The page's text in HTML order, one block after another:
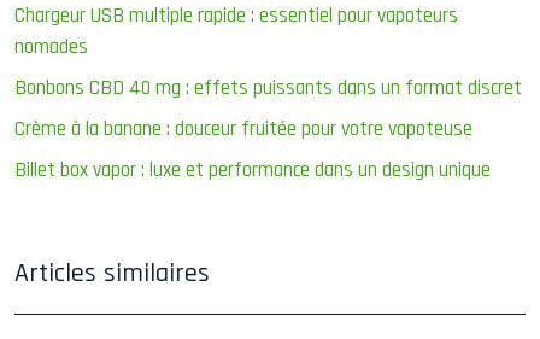
Chargeur USB multiple rapide : essentiel pour vapoteurs
nomades
Bonbons CBD 40 mg : effets puissants dans un format discret
Crème à la banane : douceur fruitée pour votre vapoteuse
Billet box vapor : luxe et performance dans un design unique
Articles similaires